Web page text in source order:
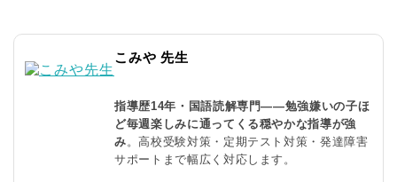
こみや 先生
指導歴14年・国語読解専門——勉強嫌いの子ほ
ど毎週楽しみに通ってくる穏やかな指導が強
み 。高校受験対策・定期テスト対策・発達障害
サポートまで幅広く対応します。